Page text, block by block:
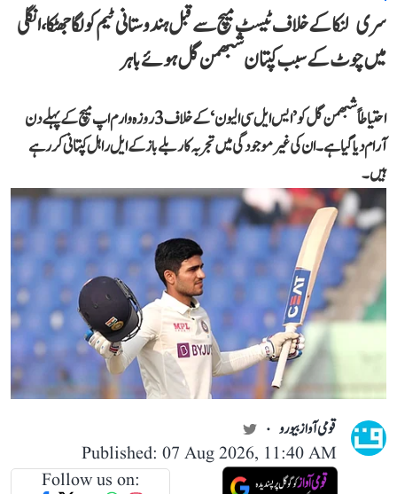
سری لنکا کے خلاف ٹیسٹ میچ سے قبل ہندوستانی ٹیم کو لگا جھٹکا، انگلی
میں چوٹ کے سبب کپتان شبھمن گل ہوئے باہر
احتیاطاً شبھمن گل کو ’ایس ایل سی الیون‘ کے خلاف 3 روزہ وارم اپ میچ کے پہلے دن
آرام دیا گیا ہے۔ ان کی غیر موجودگی میں تجربہ کار بلے باز کے ایل راہل کپتانی کر رہے
ہیں۔
قومی آواز بیورو
Published: 07 Aug 2026, 11:40 AM
Follow us on: